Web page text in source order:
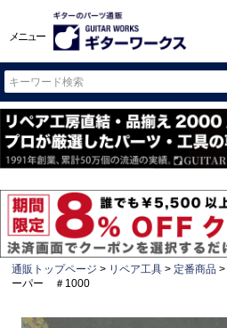
メニュー
通販トップページ リペア工具 定番商品
ーパー ＃1000